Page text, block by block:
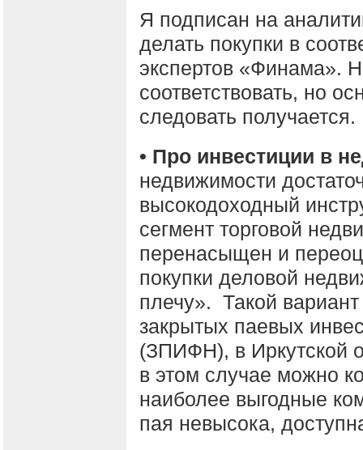
Я подписан на
делать покупки в
экспертов «Финама».
соответствовать, но
следовать получается.
• Про инвестиции в
недвижимости
высокодоходный
сегмент торговой
перенасыщен и
покупки деловой
плечу». Такой
закрытых паевых
(ЗПИФН), в Иркутской
в этом случае можно
наиболее выгодные
пая невысока,